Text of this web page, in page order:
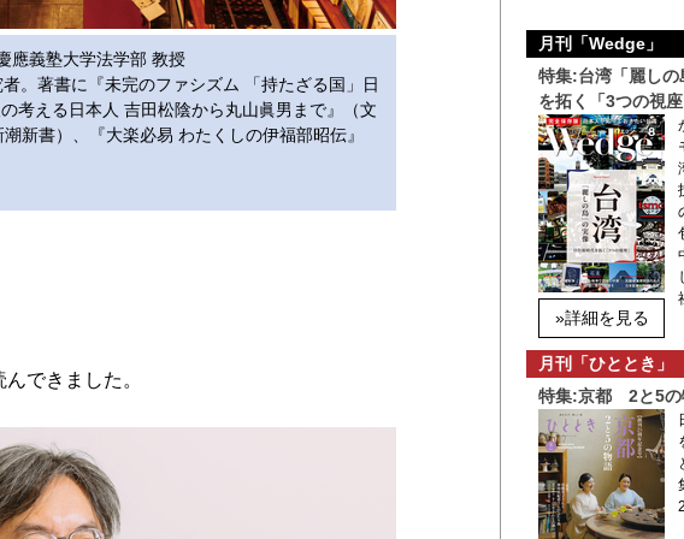
應義塾大学法学部 教授
。著書に『未完のファシズム 「持たざる国」日
考える日本人 吉田松陰から丸山眞男まで』（文
新書）、『大楽必易 わたくしの伊福部昭伝』
んできました。
月刊「Wedge」
特集:台湾「麗し
を拓く「3つの視座
»詳細を見る
月刊「ひととき」
特集:京都 2と5の